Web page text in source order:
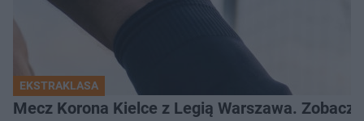
EKSTRAKLASA
Mecz Korona Kielce z Legią Warszawa. Zobacz